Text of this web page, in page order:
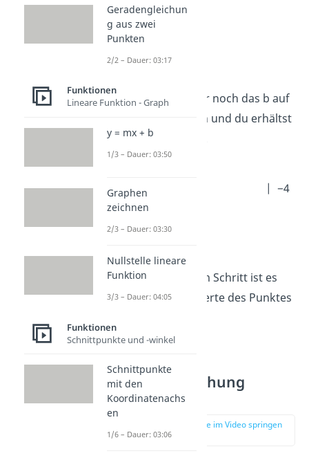
y=m•x+b
1=
Jetzt musst du nur noch das b auf
eine Seite bringen und du erhältst
deny-Abschnitt
| −4
Übrigens:
Bei dem Schritt ist es
egal, ob du die Werte des Punktes
Schritt 3:
Geradengleichung
aufstellen
zur Stelle im Video springen
Geradengleichun
g aus zwei
Punkten
2/2 – Dauer: 03:17
Funktionen
Lineare Funktion - Graph
y = mx + b
1/3 – Dauer: 03:50
Graphen
zeichnen
2/3 – Dauer: 03:30
Nullstelle lineare
Funktion
3/3 – Dauer: 04:05
Funktionen
Schnittpunkte und -winkel
Schnittpunkte
mit den
Koordinatenachs
en
1/6 – Dauer: 03:06